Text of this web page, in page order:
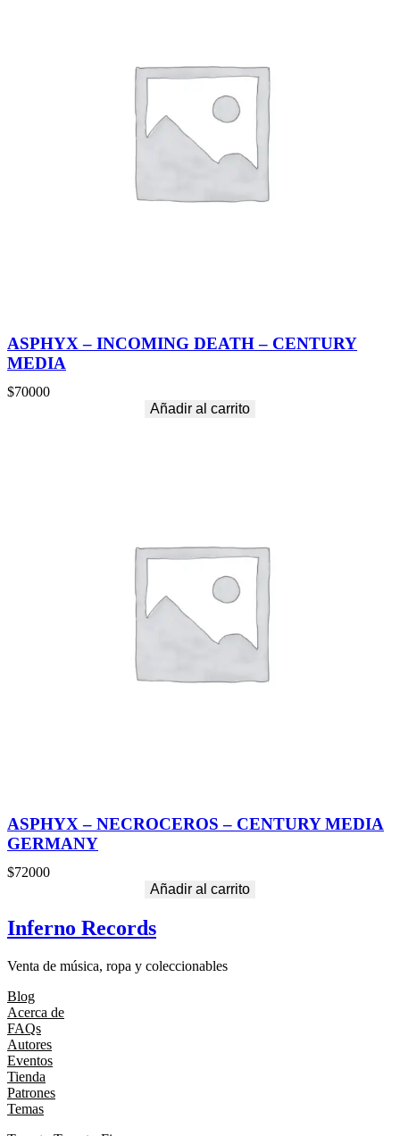
ASPHYX – INCOMING DEATH – CENTURY
MEDIA
$70000
Añadir al carrito
ASPHYX – NECROCEROS – CENTURY MEDIA
GERMANY
$72000
Añadir al carrito
Inferno Records
Venta de música, ropa y coleccionables
Blog
Acerca de
FAQs
Autores
Eventos
Tienda
Patrones
Temas